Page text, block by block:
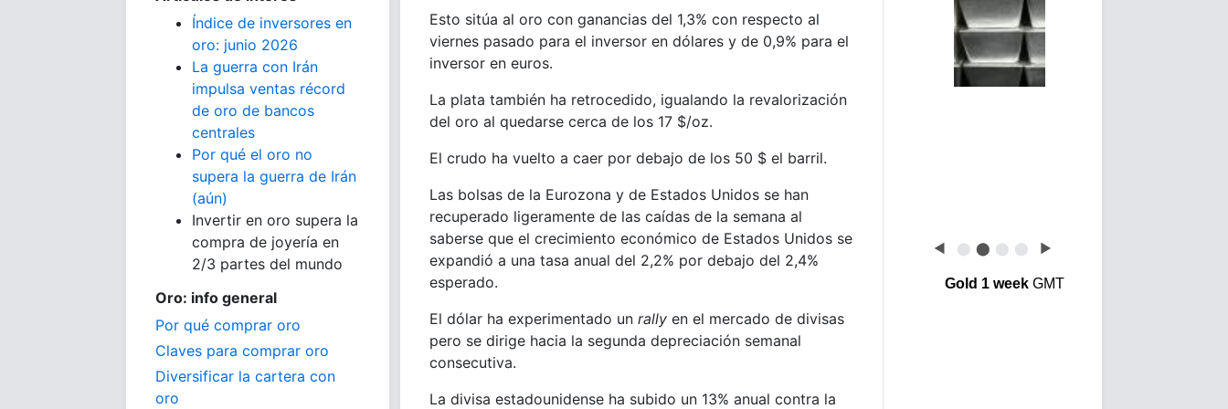
Índice de inversores en
oro: junio 2026
La guerra con Irán
impulsa ventas récord
de oro de bancos
centrales
Por qué el oro no
supera la guerra de Irán
(aún)
Invertir en oro supera la
compra de joyería en
2/3 partes del mundo
Oro: info general
Por qué comprar oro
Claves para comprar oro
Diversificar la cartera con
oro
Esto sitúa al oro con ganancias del 1,3% con respecto al
viernes pasado para el inversor en dólares y de 0,9% para el
inversor en euros.
La plata también ha retrocedido, igualando la revalorización
del oro al quedarse cerca de los 17 $/oz.
El crudo ha vuelto a caer por debajo de los 50 $ el barril.
Las bolsas de la Eurozona y de Estados Unidos se han
recuperado ligeramente de las caídas de la semana al
saberse que el crecimiento económico de Estados Unidos se
expandió a una tasa anual del 2,2% por debajo del 2,4%
esperado.
El dólar ha experimentado un rally en el mercado de divisas
pero se dirige hacia la segunda depreciación semanal
consecutiva.
La divisa estadounidense ha subido un 13% anual contra la
◀ ⬤ ⬤ ⬤ ⬤ ▶
Gold 1 weekGMT